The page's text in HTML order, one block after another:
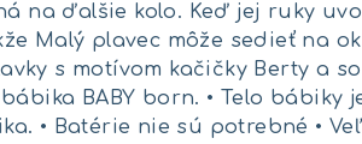
na ďalšie kolo. Keď jej ruky
Malý plavec môže sedieť na
s motívom kačičky Berty a
BABY born. • Telo bábiky
• Batérie nie sú potrebné •